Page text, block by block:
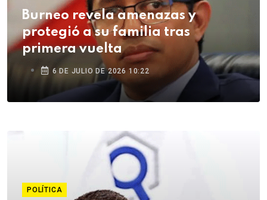
Burneo revela amenazas y
protegió a su familia tras
primera vuelta
6 DE JULIO DE 2026 10:22
POLÍTICA